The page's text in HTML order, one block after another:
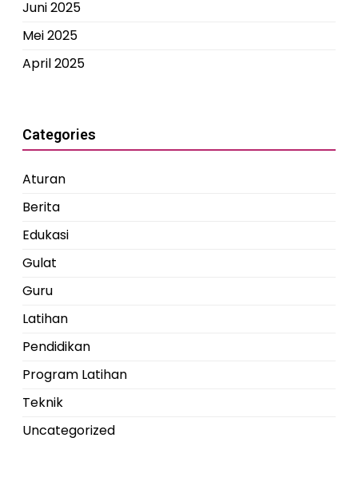
Juni 2025
Mei 2025
April 2025
Categories
Aturan
Berita
Edukasi
Gulat
Guru
Latihan
Pendidikan
Program Latihan
Teknik
Uncategorized